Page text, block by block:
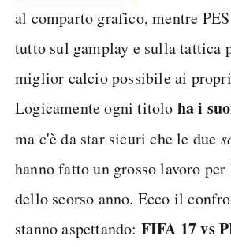
al comparto grafico, mentre
tutto sul gamplay e sulla tattica
miglior calcio possibile ai
Logicamente ogni titolo ha i
ma c'è da star sicuri che le due
hanno fatto un grosso lavoro
dello scorso anno. Ecco il
stanno aspettando: FIFA 17 vs